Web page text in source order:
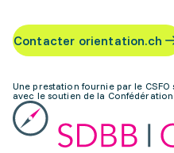
Contacter orientation.ch
Une prestation fournie par le CSFO
avec le soutien de la Confédération